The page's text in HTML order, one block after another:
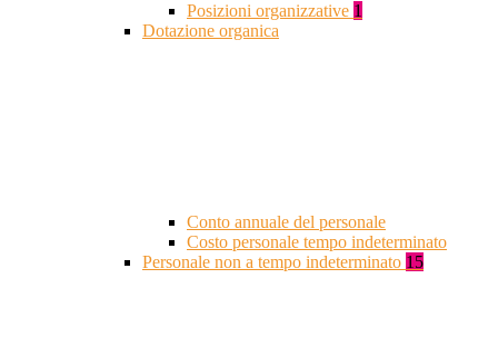
Posizioni organizzative 1
Dotazione organica
Conto annuale del personale
Costo personale tempo indeterminato
Personale non a tempo indeterminato 15